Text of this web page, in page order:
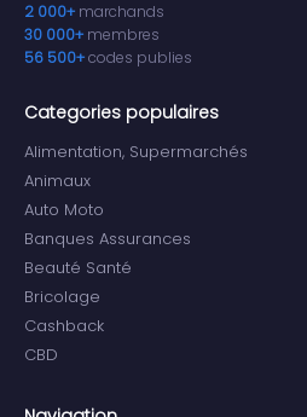
2 000+ marchands
30 000+ membres
56 500+codes publies
Categories populaires
Alimentation, Supermarchés
Animaux
Auto Moto
Banques Assurances
Beauté Santé
Bricolage
Cashback
CBD